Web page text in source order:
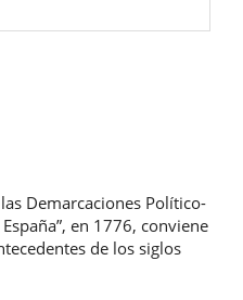
las Demarcaciones Político-
en 1776, conviene
de los siglos